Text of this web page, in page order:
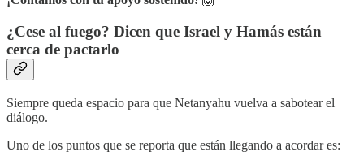
¿Cese al fuego? Dicen que Israel y Hamás están
cerca de pactarlo
Siempre queda espacio para que Netanyahu vuelva a sabotear el
diálogo.
Uno de los puntos que se reporta que están llegando a acordar es: